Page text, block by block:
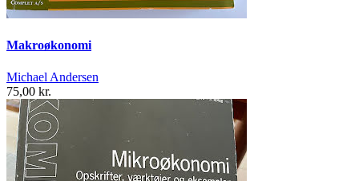
Makroøkonomi
Michael Andersen
75,00 kr.